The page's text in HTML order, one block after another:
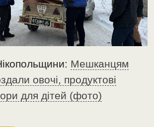
Мешканцям
овочі, продуктові
для дітей (фото)